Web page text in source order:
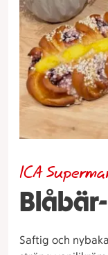
ICA
Saftig och